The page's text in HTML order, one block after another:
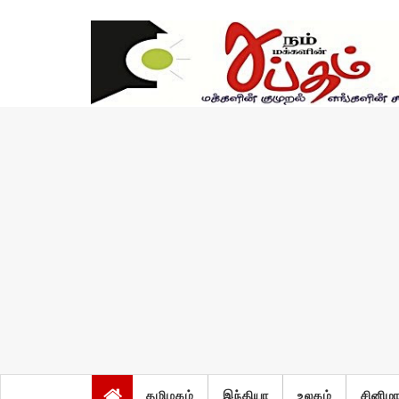
தமிழகம் இந்தியா உலகம் சினிமா